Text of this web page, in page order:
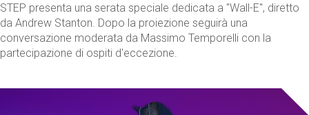
STEP presenta una serata speciale dedicata a "Wall-E", diretto
da Andrew Stanton. Dopo la proiezione seguirà una
conversazione moderata da Massimo Temporelli con la
partecipazione di ospiti d'eccezione.